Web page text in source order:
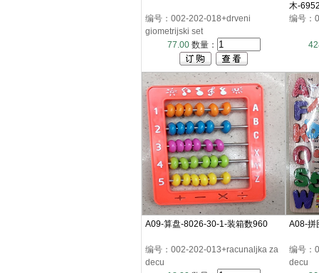
编号：002-202-018+drveni
giometrijski set
77.00数量：
木-
编号：
A09-算盘-8026-30-1-装箱数960
编号：002-202-013+racunaljka za
decu
A08-拼
编号：
decu